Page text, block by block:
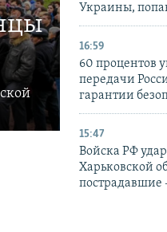
Украины,
16:59
60 процентов
передачи
гарантии
15:47
Войска РФ
Харьковской
пострадавшие